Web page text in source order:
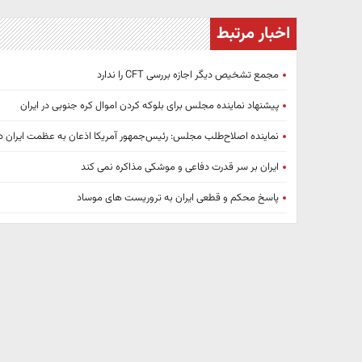
اخبار مرتبط
مجمع تشخیص دیگر اجازه بررسی CFT را ندارد
پیشنهاد نماینده مجلس برای بلوکه کردن اموال کره جنوبی در ایران
نماینده اصلاح‌طلب مجلس: رئیس‌جمهور آمریکا اذعان به عظمت ایران
ایران بر سر قدرت دفاعی و موشکی مذاکره نمی کند
پاسخ محکم و قطعی ایران به تروریست های موساد